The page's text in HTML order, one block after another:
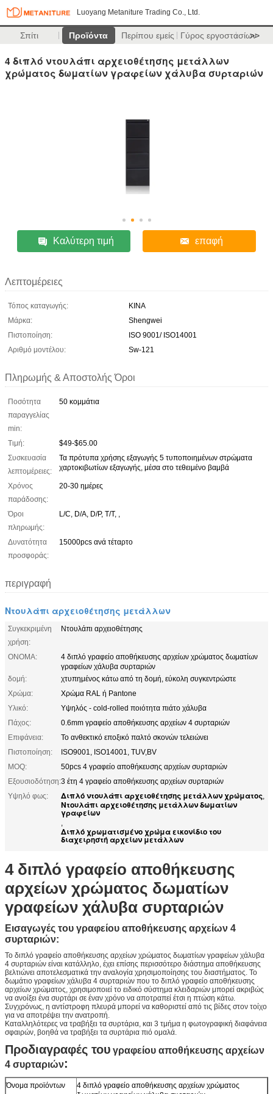
Luoyang Metaniture Trading Co., Ltd.
Σπίτι Προϊόντα Περίπου εμείς Γύρος εργοστασίων
>>
4 διπλό ντουλάπι αρχειοθέτησης μετάλλων
χρώματος δωματίων γραφείων χάλυβα συρταριών
Καλύτερη τιμή επαφή
Λεπτομέρειες
Τόπος καταγωγής:
ΚΙΝΑ
Μάρκα:
Shengwei
Πιστοποίηση:
ISO 9001/ ISO14001
Αριθμό μοντέλου:
Sw-121
Πληρωμής & Αποστολής Όροι
Ποσότητα
παραγγελίας
min:
50 κομμάτια
Τιμή:
$49-$65.00
Συσκευασία
λεπτομέρειες:
Τα πρότυπα χρήσης εξαγωγής 5 τυποποιημένων στρώματα
χαρτοκιβωτίων εξαγωγής, μέσα στο τεθειμένο βαμβά
Χρόνος
παράδοσης:
20-30 ημέρες
Όροι
πληρωμής:
L/C, D/A, D/P, T/T, ,
Δυνατότητα
προσφοράς:
15000pcs ανά τέταρτο
περιγραφή
Ντουλάπι αρχειοθέτησης μετάλλων
Συγκεκριμένη
χρήση:
Ντουλάπι αρχειοθέτησης
ΟΝΟΜΑ:
4 διπλό γραφείο αποθήκευσης αρχείων χρώματος δωματίων
γραφείων χάλυβα συρταριών
δομή:
χτυπημένος κάτω από τη δομή, εύκολη συγκεντρώστε
Χρώμα:
Χρώμα RAL ή Pantone
Υλικό:
Υψηλός - cold-rolled ποιότητα πιάτο χάλυβα
Πάχος:
0.6mm γραφείο αποθήκευσης αρχείων 4 συρταριών
Επιφάνεια:
Το ανθεκτικό εποξικό παλτό σκονών τελειώνει
Πιστοποίηση:
ISO9001, ISO14001, TUV,BV
MOQ:
50pcs 4 γραφείο αποθήκευσης αρχείων συρταριών
Εξουσιοδότηση:3 έτη 4 γραφείο αποθήκευσης αρχείων συρταριών
Υψηλό φως:
Διπλό ντουλάπι αρχειοθέτησης μετάλλων χρώματος,
Ντουλάπι αρχειοθέτησης μετάλλων δωματίων
γραφείων
,
Διπλό χρωματισμένο χρώμα εικονίδιο του
διαχειρηστή αρχείων μετάλλων
4 διπλό γραφείο αποθήκευσης
αρχείων χρώματος δωματίων
γραφείων χάλυβα συρταριών
Εισαγωγές του γραφείου αποθήκευσης αρχείων 4
συρταριών:
Το διπλό γραφείο αποθήκευσης αρχείων χρώματος δωματίων γραφείων χάλυβα
4 συρταριών είναι κατάλληλο, έχει επίσης περισσότερο διάστημα αποθήκευσης
βελτιώνει αποτελεσματικά την αναλογία χρησιμοποίησης του διαστήματος. Το
δωμάτιο γραφείων χάλυβα 4 συρταριών που το διπλό γραφείο αποθήκευσης
αρχείων χρώματος, χρησιμοποιεί το ειδικό σύστημα κλειδαριών μπορεί ακριβώς
να ανοίξει ένα συρτάρι σε έναν χρόνο να αποτραπεί έτσι η πτώση κάτω.
Συγχρόνως, η αντίστροφη πλευρά μπορεί να καθοριστεί από τις βίδες στον τοίχο
για να αποτρέψει την ανατροπή.
Καταλληλότερες να τραβήξει τα συρτάρια, και 3 τμήμα η φωτογραφική διαφάνεια
σφαιρών, βοηθά να τραβήξει τα συρτάρια πιό ομαλά.
Προδιαγραφές του γραφείου αποθήκευσης αρχείων
4 συρταριών:
Όνομα προϊόντων
4 διπλό γραφείο αποθήκευσης αρχείων χρώματος